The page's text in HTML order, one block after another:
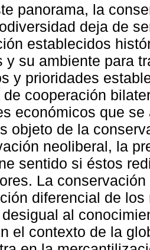
panorama, la
deja de
establecidos
y su ambiente para
y prioridades
de cooperación
económicos que
objeto de la
neoliberal, la
sentido si éstos
La
diferencial de
al
el contexto de la